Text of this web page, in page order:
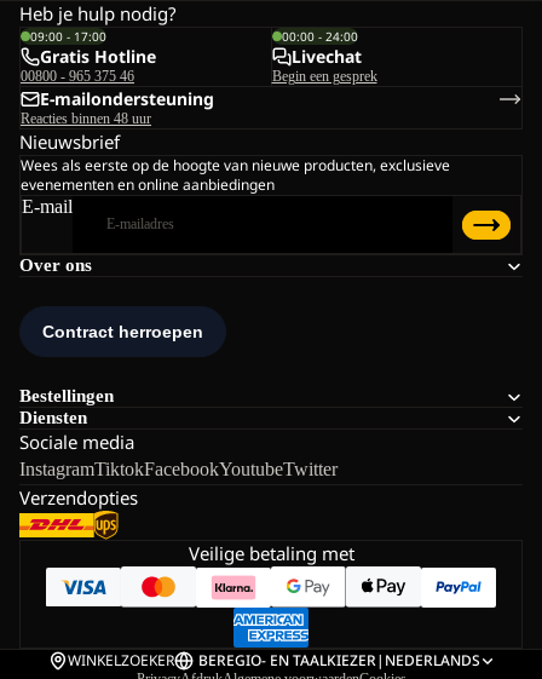
Over ons
Bestellingen
Diensten
Sociale media
InstagramTiktokFacebookYoutubeTwitter
Verzendopties
Heb je hulp nodig?
09:00 - 17:00
Gratis Hotline
00800 - 965 375 46
00:00 - 24:00
Livechat
Begin een gesprek
E-mailondersteuning
Reacties binnen 48 uur
Nieuwsbrief
Wees als eerste op de hoogte van nieuwe producten, exclusieve
evenementen en online aanbiedingen
E-mail
Veilige betaling met
WINKELZOEKER BEREGIO- EN TAALKIEZER| NEDERLANDS